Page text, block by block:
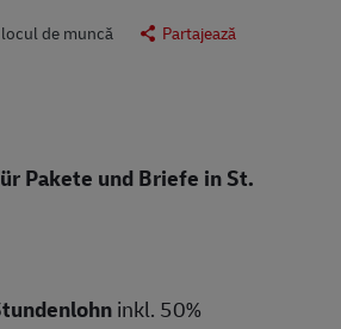
de muncă Partajează
Pakete und Briefe in St.
inkl. 50%